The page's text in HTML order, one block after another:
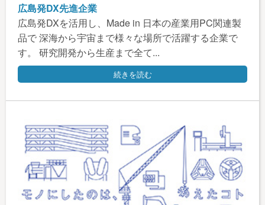
広島発DX先進企業
広島発DXを活用し、Made in 日本の産業用PC関連製
品で 深海から宇宙まで様々な場所で活躍する企業で
す。 研究開発から生産まで全て...
続きを読む